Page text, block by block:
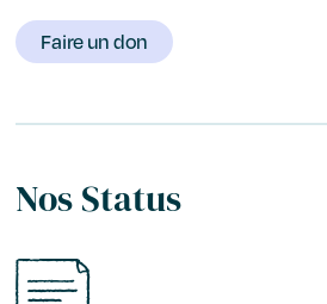
Faire un don
Nos Status